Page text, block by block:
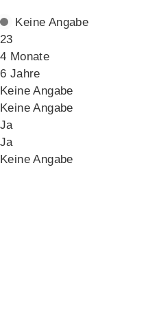
Keine Angabe
23
4 Monate
6 Jahre
Keine Angabe
Keine Angabe
Ja
Ja
Keine Angabe